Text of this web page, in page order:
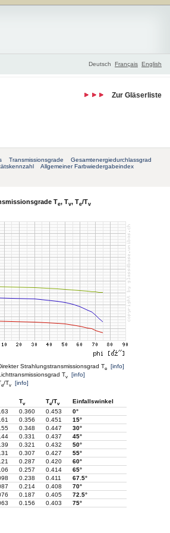
Deutsch Français English
Zur Gläserliste
Transmissionsgrade
Gesamtenergiedurchlassgrad
Allgemeiner Farbwiedergabeindex
Te, Tv, Te/Tv
Strahlungstransmissionsgrad Te [info]
Tv [info]
e/Tv [info]
Tv Te/Tv
Einfallswinkel
0.360 0.453
0°
0.356 0.451
15°
0.348 0.447
30°
0.331 0.437
45°
0.321 0.432
50°
0.307 0.427
55°
0.287 0.420
60°
0.257 0.414
65°
0.238 0.411
67.5°
0.214 0.408
70°
0.187 0.405
72.5°
0.156 0.403 75°